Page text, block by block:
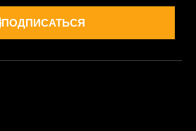
ПОДПИСАТЬСЯ